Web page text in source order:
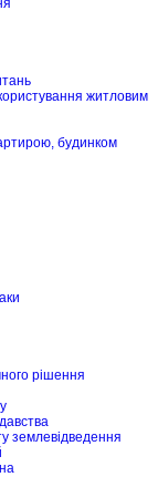
житловим
будинком
рішення
землевідведення